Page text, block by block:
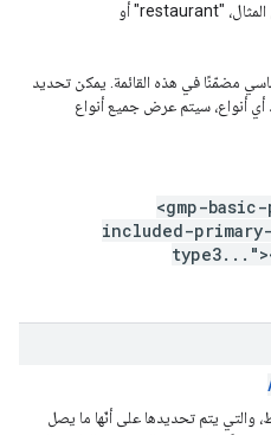
الأساسي (على سبيل المثال، "restaurant" أو
مضمّنًا في هذه القائمة. يمكن تحديد
أي أنواع، سيتم عرض جميع أنواع
<gmp-
included-
والتي يتم تحديدها على أنّها ما يصل